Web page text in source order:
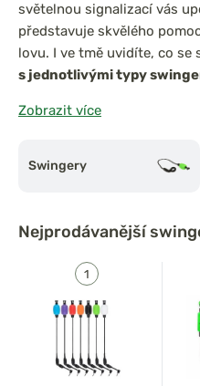
světelnou signalizací vás
představuje skvělého
lovu. I ve tmě uvidíte, co se
s jednotlivými typy
Swinger na ryby je moderní
představuje skvělého
Z čeho se skládá
se skládá z hlavy,
(řetízek či rameno) a má ve
Swingery navíc skvěle
Zobrazit více
Swingery
Nejprodávanější